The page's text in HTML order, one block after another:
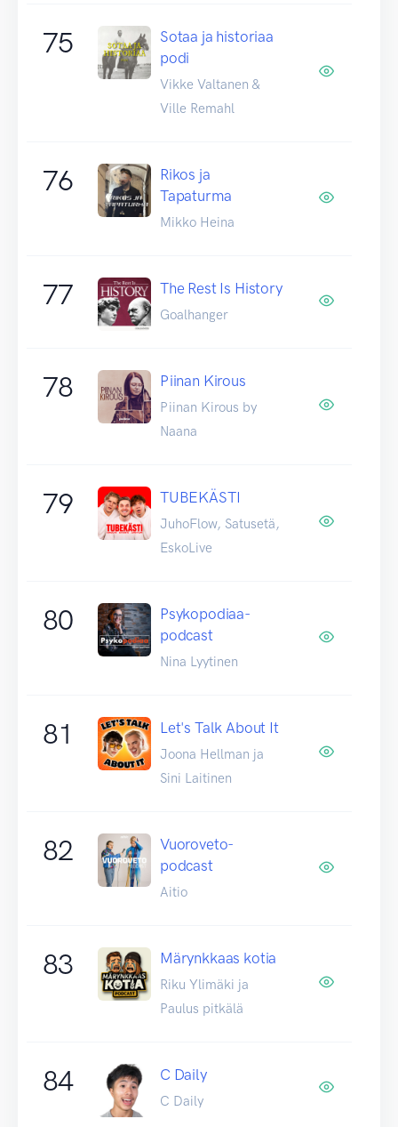
75
Sotaa ja historiaa
podi
Vikke Valtanen &
Ville Remahl
76
Rikos ja
Tapaturma
Mikko Heina
77 The Rest Is History
Goalhanger
78 Piinan Kirous
Piinan Kirous by
Naana
79 TUBEKÄSTI
JuhoFlow, Satusetä,
EskoLive
80
Psykopodiaa-
podcast
Nina Lyytinen
81 Let's Talk About It
Joona Hellman ja
Sini Laitinen
82
Vuoroveto-
podcast
Aitio
83 Märynkkaas kotia
Riku Ylimäki ja
Paulus pitkälä
84 C Daily
C Daily